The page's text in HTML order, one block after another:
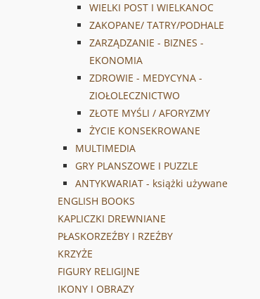
WIELKI POST I WIELKANOC
ZAKOPANE/ TATRY/PODHALE
ZARZĄDZANIE - BIZNES -
EKONOMIA
ZDROWIE - MEDYCYNA -
ZIOŁOLECZNICTWO
ZŁOTE MYŚLI / AFORYZMY
ŻYCIE KONSEKROWANE
MULTIMEDIA
GRY PLANSZOWE I PUZZLE
ANTYKWARIAT - książki używane
ENGLISH BOOKS
KAPLICZKI DREWNIANE
PŁASKORZEŹBY I RZEŹBY
KRZYŻE
FIGURY RELIGIJNE
IKONY I OBRAZY